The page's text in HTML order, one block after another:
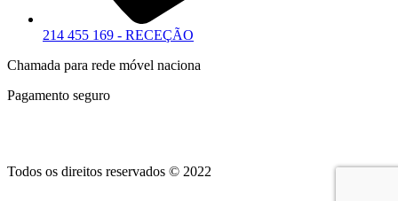
214 455 169 - RECEÇÃO
Chamada para rede móvel naciona
Pagamento seguro
Todos os direitos reservados © 2022